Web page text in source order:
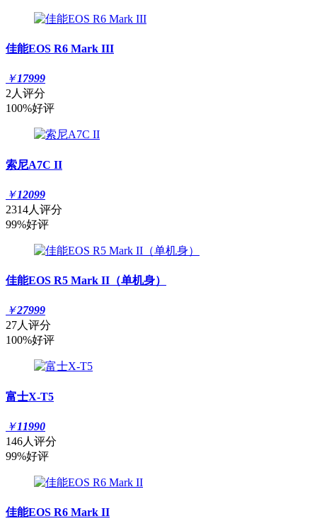
佳能EOS R6 Mark III
￥17999
2人评分
100%好评
索尼A7C II
￥12099
2314人评分
99%好评
佳能EOS R5 Mark II（单机身）
￥27999
27人评分
100%好评
富士X-T5
￥11990
146人评分
99%好评
佳能EOS R6 Mark II